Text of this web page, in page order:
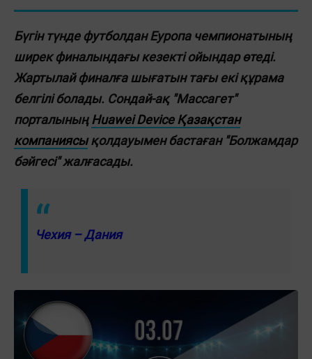
Бүгін түнде футболдан Еуропа чемпионатының
ширек финалындағы кезекті ойындар өтеді.
Жартылай финалға шығатын тағы екі құрама
белгілі болады. Сондай-ақ "Массагет"
порталының Huawei Device Қазақстан
компаниясықолдауымен бастаған "Болжамдар
бәйгесі" жалғасады.
Чехия – Дания